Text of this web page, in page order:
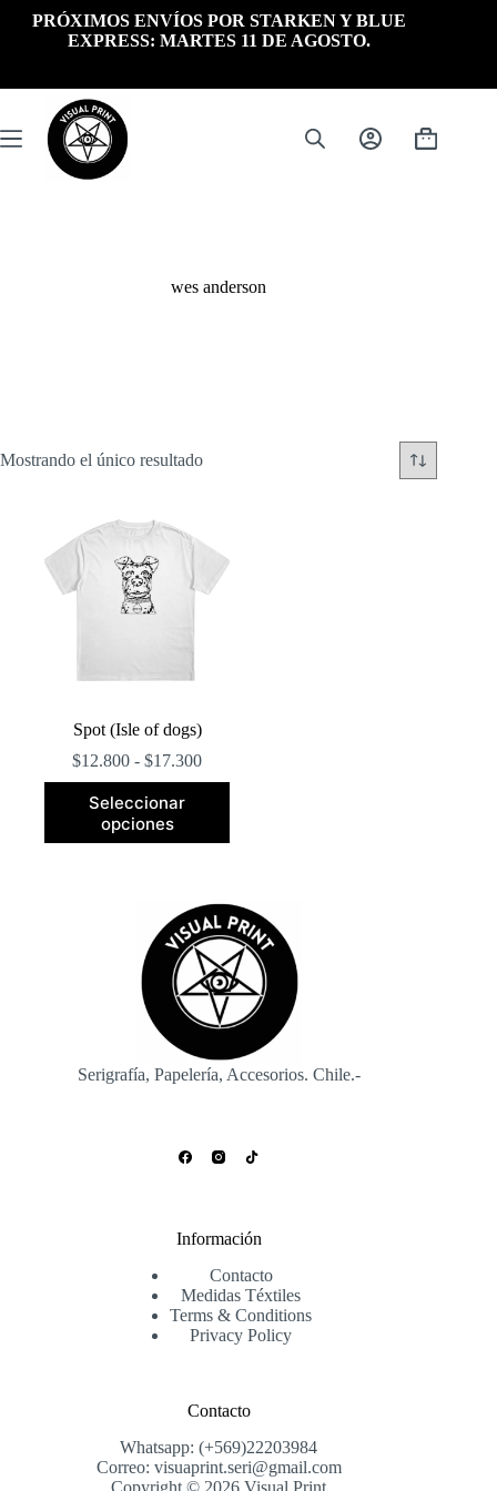
PRÓXIMOS ENVÍOS POR STARKEN Y BLUE
EXPRESS: MARTES 11 DE AGOSTO.
Carrito
wes anderson
Mostrando el único resultado
Spot (Isle of dogs)
$12.800 - $17.300Rango
de
$12.800
Seleccionar
opciones
producto
tiene
opciones
pueden
elegir
en
la
página
producto
Serigrafía, Papelería, Accesorios. Chile.-
Información
Contacto
Medidas Téxtiles
Terms & Conditions
Privacy Policy
Contacto
Whatsapp: (+569)22203984
Correo: visuaprint.seri@gmail.com
Copyright © 2026 Visual Print